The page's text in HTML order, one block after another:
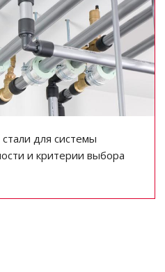
для системы
и критерии выбора